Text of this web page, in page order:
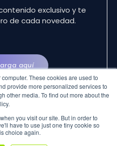
These cookies are used to
provide more personalized services to
other media. To find out more about the
you visit our site. But in order to
have to use just one tiny cookie so
choice again.
exclusivo y te
de cada novedad.
aquí